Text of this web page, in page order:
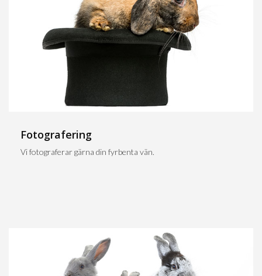
Fotografering
Vi fotograferar gärna din fyrbenta vän.